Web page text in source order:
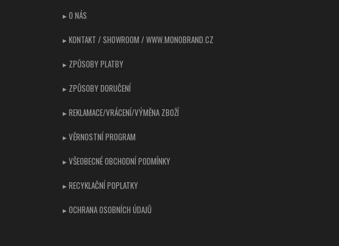
▸ O NÁS
▸ KONTAKT / SHOWROOM / WWW.MONOBRAND.CZ
▸ ZPŮSOBY PLATBY
▸ ZPŮSOBY DORUČENÍ
▸ REKLAMACE/VRÁCENÍ/VÝMĚNA ZBOŽÍ
▸ VĚRNOSTNÍ PROGRAM
▸ VŠEOBECNÉ OBCHODNÍ PODMÍNKY
▸ RECYKLAČNÍ POPLATKY
▸ OCHRANA OSOBNÍCH ÚDAJŮ